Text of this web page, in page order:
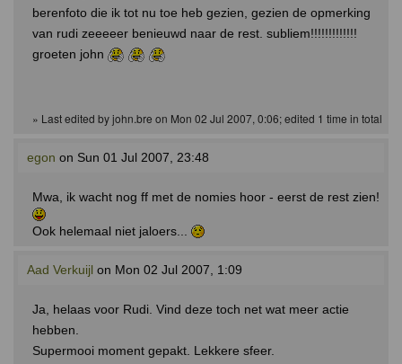
berenfoto die ik tot nu toe heb gezien, gezien de opmerking
van rudi zeeeeer benieuwd naar de rest. subliem!!!!!!!!!!!!!
groeten john
» Last edited by john.bre on Mon 02 Jul 2007, 0:06; edited 1 time in total
egon on Sun 01 Jul 2007, 23:48
Mwa, ik wacht nog ff met de nomies hoor - eerst de rest zien!
Ook helemaal niet jaloers...
Aad Verkuijl on Mon 02 Jul 2007, 1:09
Ja, helaas voor Rudi. Vind deze toch net wat meer actie
hebben.
Supermooi moment gepakt. Lekkere sfeer.